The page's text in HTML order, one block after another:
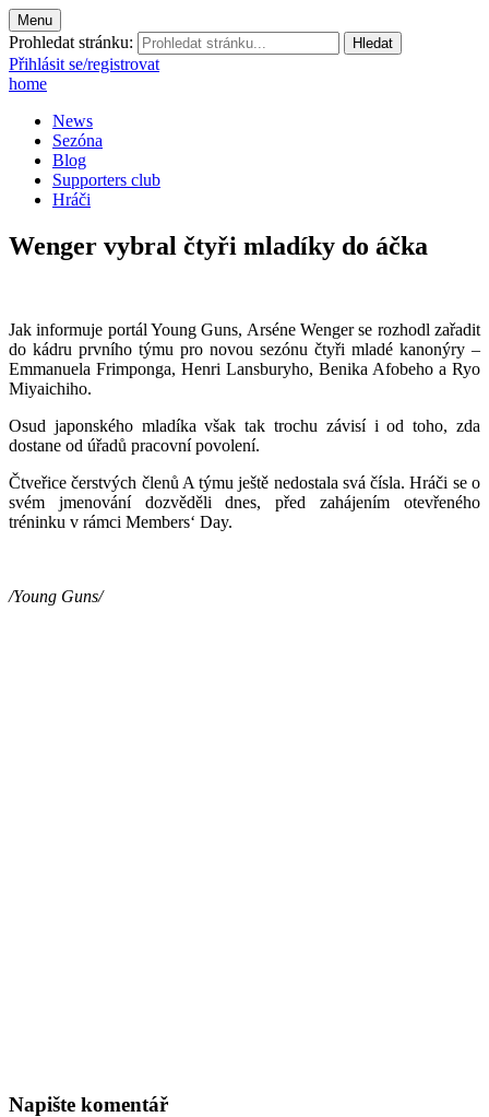
Menu
Prohledat stránku:
Přihlásit se/registrovat
home
News
Sezóna
Blog
Supporters club
Hráči
Wenger vybral čtyři mladíky do áčka
Jak informuje portál Young Guns, Arséne Wenger se rozhodl zařadit
do kádru prvního týmu pro novou sezónu čtyři mladé kanonýry –
Emmanuela Frimponga, Henri Lansburyho, Benika Afobeho a Ryo
Miyaichiho.
Osud japonského mladíka však tak trochu závisí i od toho, zda
dostane od úřadů pracovní povolení.
Čtveřice čerstvých členů A týmu ještě nedostala svá čísla. Hráči se o
svém jmenování dozvěděli dnes, před zahájením otevřeného
tréninku v rámci Members‘ Day.
/Young Guns/
Napište komentář